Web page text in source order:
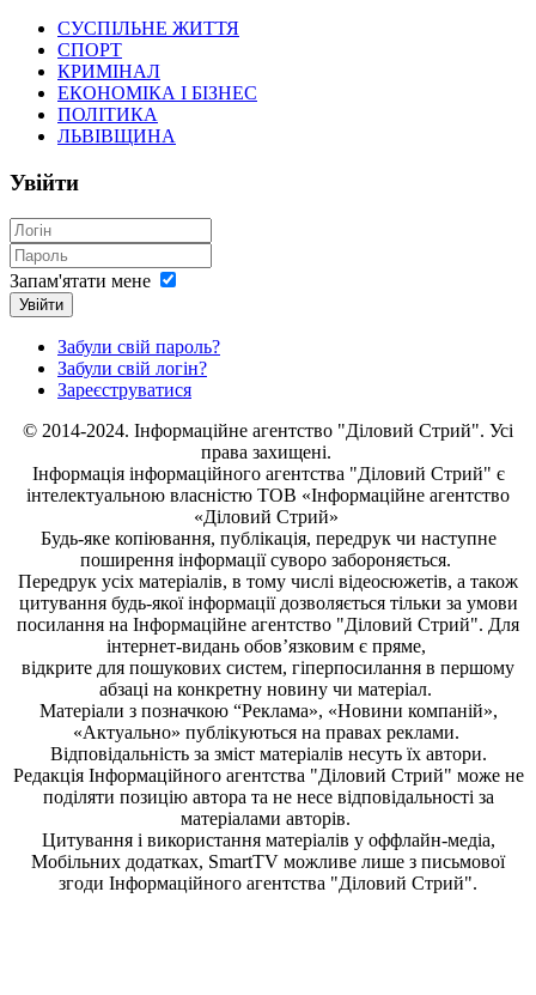
СУСПІЛЬНЕ ЖИТТЯ
СПОРТ
КРИМІНАЛ
ЕКОНОМІКА І БІЗНЕС
ПОЛІТИКА
ЛЬВІВЩИНА
Увійти
Запам'ятати мене
Увійти
Забули свій пароль?
Забули свій логін?
Зареєструватися
© 2014-2024. Інформаційне агентство "Діловий Стрий". Усі
права захищені.
Інформація інформаційного агентства "Діловий Стрий" є
інтелектуальною власністю ТОВ «Інформаційне агентство
«Діловий Стрий»
Будь-яке копiювання, публiкацiя, передрук чи наступне
поширення iнформацiї суворо забороняється.
Передрук усіх матеріалів, в тому числі відеосюжетів, а також
цитування будь-якої інформації дозволяється тільки за умови
посилання на Інформаційне агентство "Діловий Стрий". Для
інтернет-видань обов’язковим є пряме,
відкрите для пошукових систем, гіперпосилання в першому
абзаці на конкретну новину чи матеріал.
Матеріали з позначкою “Реклама», «Новини компаній»,
«Актуально» публікуються на правах реклами.
Відповідальність за зміст матеріалів несуть їх автори.
Редакція Інформаційного агентства "Діловий Стрий" може не
поділяти позицію автора та не несе відповідальності за
матеріалами авторів.
Цитування і використання матеріалів у оффлайн-медіа,
Мобільних додатках, SmartTV можливе лише з письмової
згоди Інформаційного агентства "Діловий Стрий".